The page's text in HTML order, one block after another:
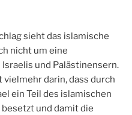
sieht das islamische
nicht um eine
und Palästinensern.
darin, dass durch
ein Teil des islamischen
und damit die